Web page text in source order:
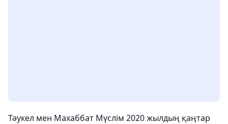
Тәукел мен Махаббат Мүслім 2020 жылдың қаңтар